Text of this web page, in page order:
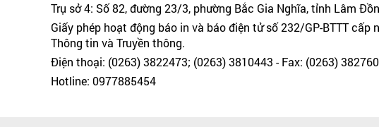
Trụ sở 4: Số 82, đường 23/3, phường Bắc Gia Nghĩa, tỉnh Lâm
Giấy phép hoạt động báo in và báo điện tử số 232/GP-BTTT cấp
Thông tin và Truyền thông.
Điện thoại: (0263) 3822473; (0263) 3810443 - Fax: (0263)
Hotline: 0977885454